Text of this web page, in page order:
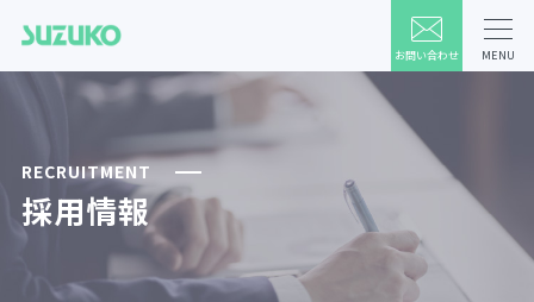
MENU
お問い合わせ
RECRUITMENT
採用情報